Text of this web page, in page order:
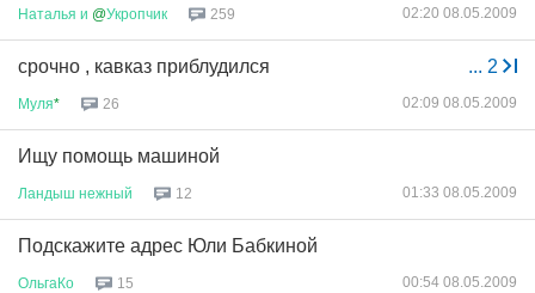
Наталья и @Укропчик 259 02:20 08.05.2009
... 2
срочно , кавказ приблудился
Муля* 26 02:09 08.05.2009
Ищу помощь машиной
Ландыш нежный 12 01:33 08.05.2009
Подскажите адрес Юли Бабкиной
ОльгаКо 15 00:54 08.05.2009